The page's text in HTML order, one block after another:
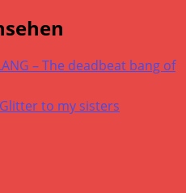
– The deadbeat bang of
Glitter to my sisters